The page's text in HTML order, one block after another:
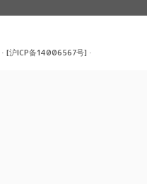
· [沪ICP备14006567号] ·